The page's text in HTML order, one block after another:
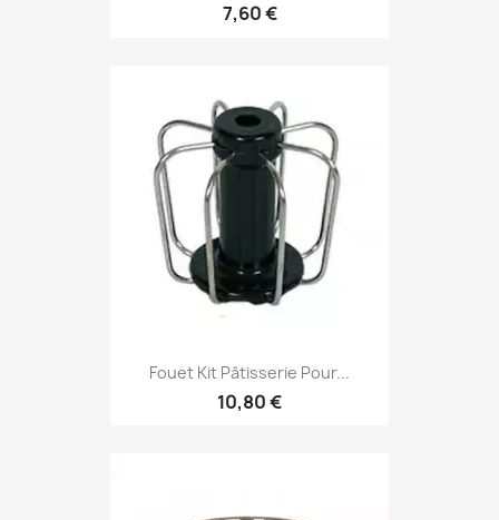
7,60 €
Fouet Kit Pâtisserie Pour...
10,80 €